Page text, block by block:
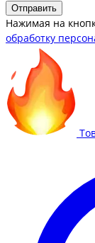
Отправить
Нажимая на
обработку